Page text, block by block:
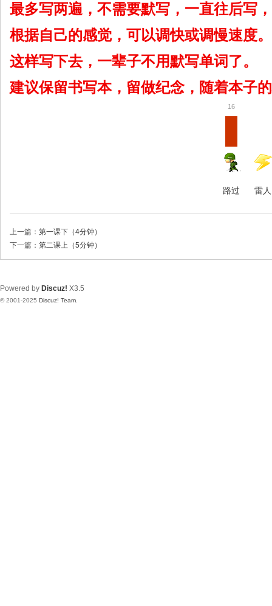
最多写两遍，不需要默写，一直往后写，
根据自己的感觉，可以调快或调慢速度。
这样写下去，一辈子不用默写单词了。
建议保留书写本，留做纪念，随着本子
16
路过 雷人
上一篇： 第一课下（4分钟）
下一篇： 第二课上（5分钟）
Powered by Discuz! X3.5
© 2001-2025 Discuz! Team